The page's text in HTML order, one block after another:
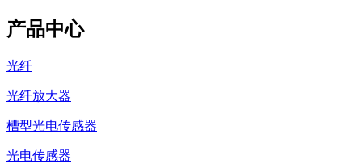
产品中心
光纤
光纤放大器
槽型光电传感器
光电传感器